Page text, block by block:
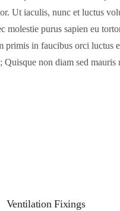
Ventilation Fixings